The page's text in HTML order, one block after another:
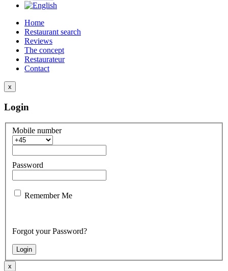
Home
Restaurant search
Reviews
The concept
Restaurateur
Contact
x
Login
Mobile number
Password
Remember Me
Forgot your Password?
x